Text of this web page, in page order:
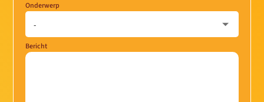
Onderwerp
Bericht